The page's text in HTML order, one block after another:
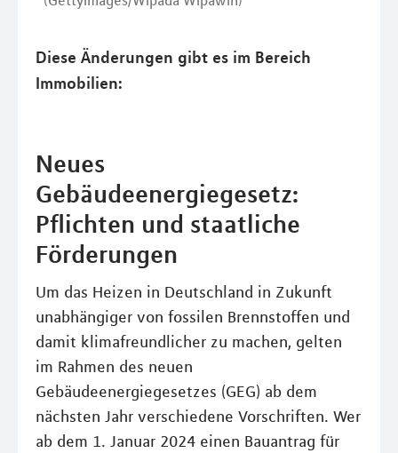
Diese Änderungen gibt es im Bereich
Immobilien:
Neues
Gebäudeenergiegesetz:
Pflichten und staatliche
Förderungen
Um das Heizen in Deutschland in Zukunft
unabhängiger von fossilen Brennstoffen und
damit klimafreundlicher zu machen, gelten
im Rahmen des neuen
Gebäudeenergiegesetzes (GEG) ab dem
nächsten Jahr verschiedene Vorschriften. Wer
ab dem 1. Januar 2024 einen Bauantrag für